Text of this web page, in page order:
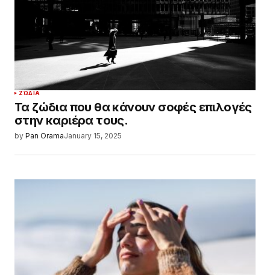
ΖΏΔΙΑ
Τα ζώδια που θα κάνουν σοφές επιλογές
στην καριέρα τους.
by Pan OramaJanuary 15, 2025